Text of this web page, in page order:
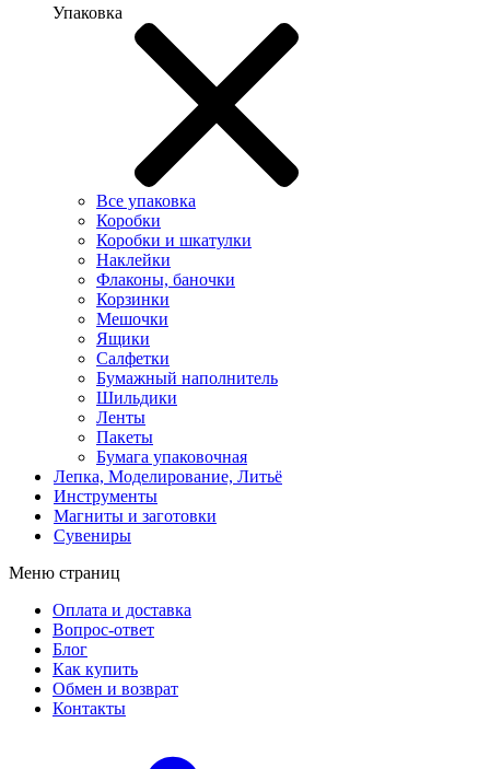
Упаковка
Все упаковка
Коробки
Коробки и шкатулки
Наклейки
Флаконы, баночки
Корзинки
Мешочки
Ящики
Салфетки
Бумажный наполнитель
Шильдики
Ленты
Пакеты
Бумага упаковочная
Лепка, Моделирование, Литьё
Инструменты
Магниты и заготовки
Сувениры
Меню страниц
Оплата и доставка
Вопрос-ответ
Блог
Как купить
Обмен и возврат
Контакты